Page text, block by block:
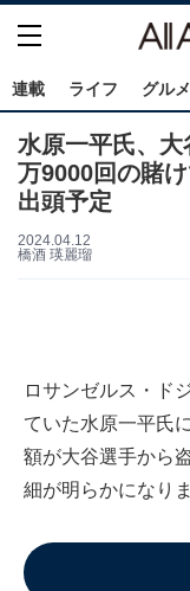
連載 ライフ グルメ
水原一平氏、
万9000回の賭
出頭予定
2024.04.12
橋酒 瑛麗瑠
ロサンゼルス・ド
ていた水原一平氏
額が大谷選手から
細が明らかになり